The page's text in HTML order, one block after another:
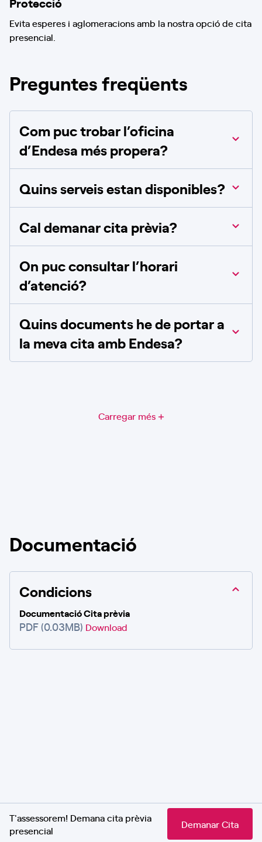
Evita esperes i aglomeracions amb la nostra opció de cita
presencial.
Preguntes freqüents
Com puc trobar l’oficina
d’Endesa més propera?
Quins serveis estan disponibles?
Cal demanar cita prèvia?
On puc consultar l’horari
d’atenció?
Quins documents he de portar a
la meva cita amb Endesa?
Carregar més
Documentació
Condicions
Documentació Cita prèvia
PDF (0.03MB) Download
T'assessorem! Demana cita prèvia
presencial
Demanar Cita